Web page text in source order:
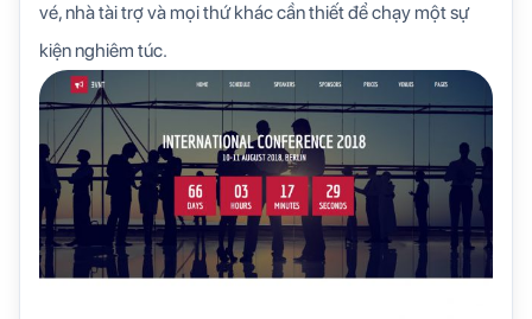
vé, nhà tài trợ và mọi thứ khác cần thiết để chạy một sự
kiện nghiêm túc.